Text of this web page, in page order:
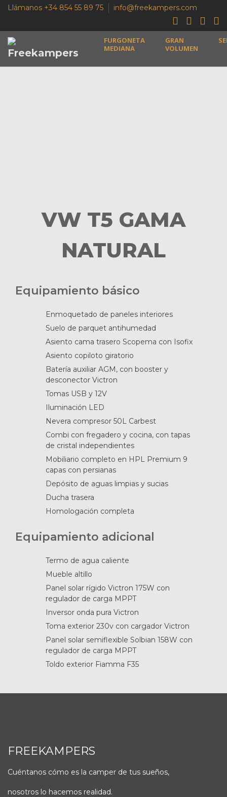
Llámanos +34 854 55 89 75 info@freekampers.com
FURGONETA
MEDIANA
GRAN
VOLUMEN
VW T5 GAMA
NATURAL
Equipamiento básico
Enmoquetado de paneles interiores
Suelo de parquet antihumedad
Asiento cama trasero Scopema con Isofix
Asiento copiloto giratorio
Batería auxiliar AGM, con booster y
desconector Victron
Tomas USB y 12V
Iluminación LED
Nevera compresor 50L Carbest
Combi con fregadero y cocina, con tapas
de cristal independientes
Mobiliario completo en HPL Premium 9
capas con persianas
Depósito de aguas limpias y sucias
Ducha trasera
Homologación completa
Equipamiento adicional
Termo de agua caliente
Mueble altillo
Panel solar rígido Victron 175W con
regulador de carga MPPT
Inversor onda pura Victron
Toma exterior 230v con cargador Victron
Panel solar semiflexible Solbian 158W con
regulador de carga MPPT
Toldo exterior Fiamma F35
FREEKAMPERS
Cuéntanos cómo es la camper de tus sueños,
nosotros lo hacemos realidad.